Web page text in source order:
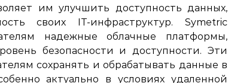
им улучшить доступность данных,
своих IT-инфраструктур. Symetric
надежные облачные платформы,
безопасности и доступности. Эти
сохранять и обрабатывать данные в
актуально в условиях удаленной